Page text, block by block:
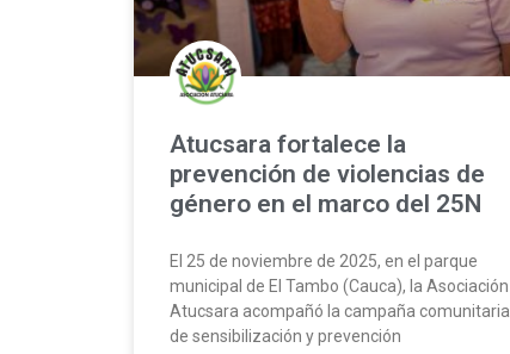
Atucsara fortalece la
prevención de violencias de
género en el marco del 25N
El 25 de noviembre de 2025, en el parque
municipal de El Tambo (Cauca), la Asociación
Atucsara acompañó la campaña comunitaria
de sensibilización y prevención